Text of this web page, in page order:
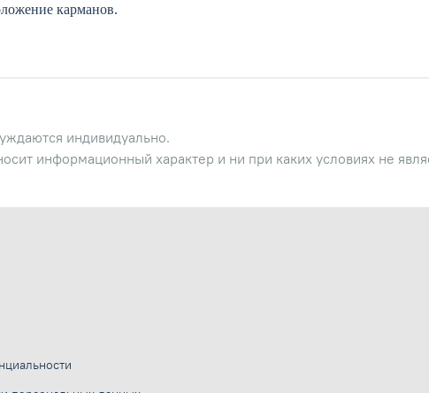
карманов.
индивидуально.
информационный характер и ни при каких условиях не